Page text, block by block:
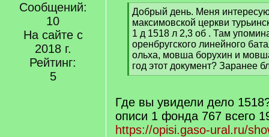
Сообщений:
10
На сайте с
2018 г.
Рейтинг:
5
[
q
]
Добрый день. Меня
максимовской церкви
1 д 1518 л 2,3 об . Там
оренбругского линейного
ольха, мовша борухин и
год этот документ? Заранее
[
q
]
Где вы увидели дело
описи 1 фонда 767 всего
https://opisi.gaso-ural.ru/